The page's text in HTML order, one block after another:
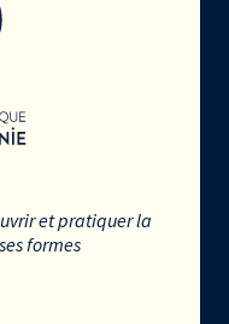
et pratiquer la
formes